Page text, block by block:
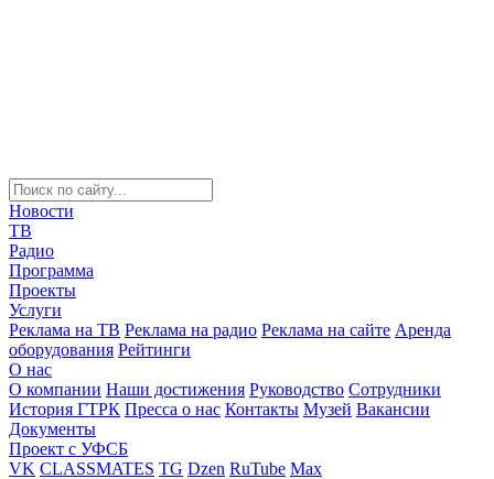
Новости
ТВ
Радио
Программа
Проекты
Услуги
Реклама на ТВ Реклама на радио Реклама на сайте Аренда
оборудования Рейтинги
О нас
О компании Наши достижения Руководство Сотрудники
История ГТРК Пресса о нас Контакты Музей Вакансии
Документы
Проект с УФСБ
VK CLASSMATES TG Dzen RuTube Max